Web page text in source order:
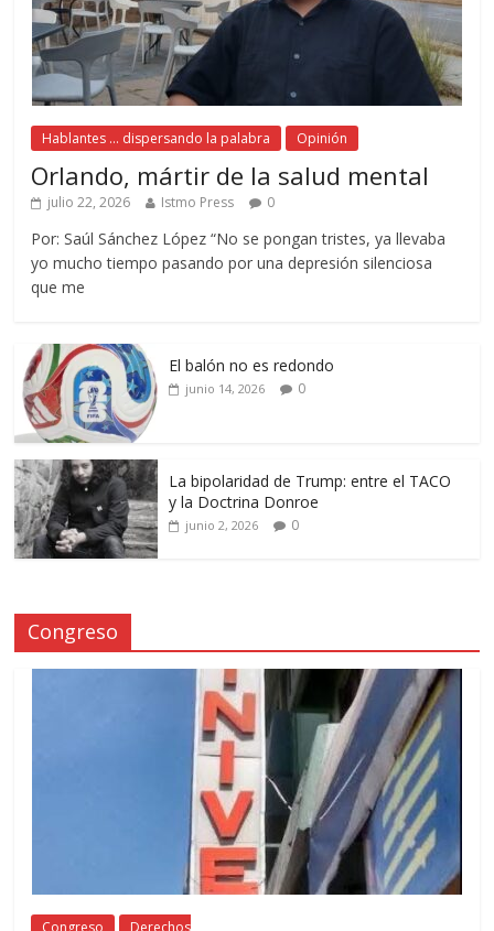
Hablantes ... dispersando la palabra Opinión
Orlando, mártir de la salud mental
julio 22, 2026 Istmo Press 0
Por: Saúl Sánchez López “No se pongan tristes, ya llevaba
yo mucho tiempo pasando por una depresión silenciosa
que me
El balón no es redondo
junio 14, 2026 0
La bipolaridad de Trump: entre el TACO
y la Doctrina Donroe
junio 2, 2026 0
Congreso
Congreso Derechos